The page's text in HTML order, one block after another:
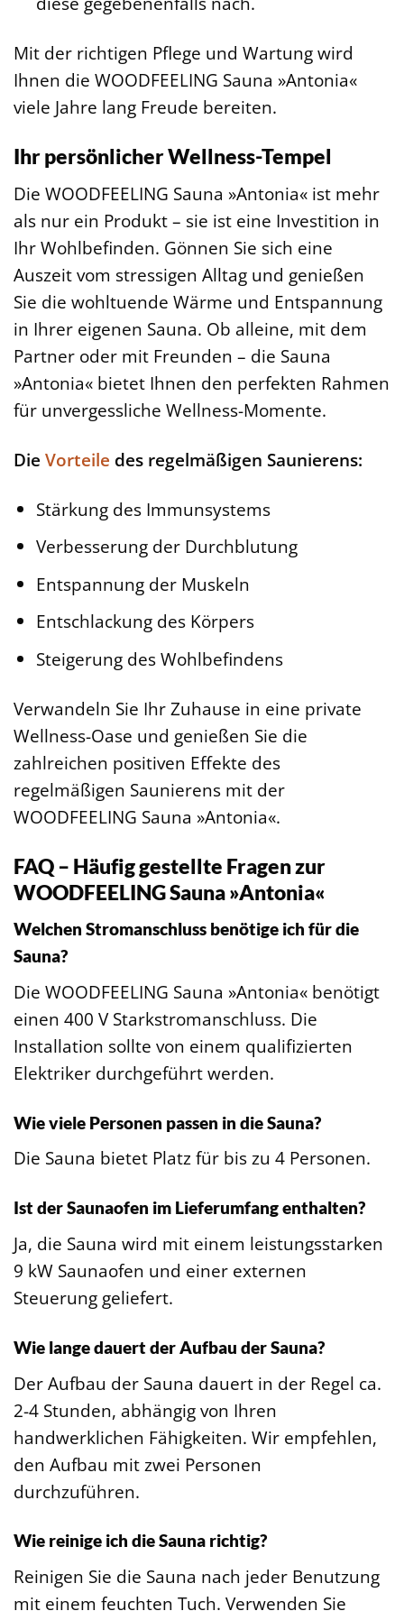
Mit der richtigen Pflege und Wartung wird
Ihnen die WOODFEELING Sauna »Antonia«
viele Jahre lang Freude bereiten.
Ihr persönlicher Wellness-Tempel
Die WOODFEELING Sauna »Antonia« ist mehr
als nur ein Produkt – sie ist eine Investition in
Ihr Wohlbefinden. Gönnen Sie sich eine
Auszeit vom stressigen Alltag und genießen
Sie die wohltuende Wärme und Entspannung
in Ihrer eigenen Sauna. Ob alleine, mit dem
Partner oder mit Freunden – die Sauna
»Antonia« bietet Ihnen den perfekten Rahmen
für unvergessliche Wellness-Momente.
Die Vorteile des regelmäßigen Saunierens:
Stärkung des Immunsystems
Verbesserung der Durchblutung
Entspannung der Muskeln
Entschlackung des Körpers
Steigerung des Wohlbefindens
Verwandeln Sie Ihr Zuhause in eine private
Wellness-Oase und genießen Sie die
zahlreichen positiven Effekte des
regelmäßigen Saunierens mit der
WOODFEELING Sauna »Antonia«.
FAQ – Häufig gestellte Fragen zur
WOODFEELING Sauna »Antonia«
Welchen Stromanschluss benötige ich für die
Sauna?
Die WOODFEELING Sauna »Antonia« benötigt
einen 400 V Starkstromanschluss. Die
Installation sollte von einem qualifizierten
Elektriker durchgeführt werden.
Wie viele Personen passen in die Sauna?
Die Sauna bietet Platz für bis zu 4 Personen.
Ist der Saunaofen im Lieferumfang enthalten?
Ja, die Sauna wird mit einem leistungsstarken
9 kW Saunaofen und einer externen
Steuerung geliefert.
Wie lange dauert der Aufbau der Sauna?
Der Aufbau der Sauna dauert in der Regel ca.
2-4 Stunden, abhängig von Ihren
handwerklichen Fähigkeiten. Wir empfehlen,
den Aufbau mit zwei Personen
durchzuführen.
Wie reinige ich die Sauna richtig?
Reinigen Sie die Sauna nach jeder Benutzung
mit einem feuchten Tuch. Verwenden Sie